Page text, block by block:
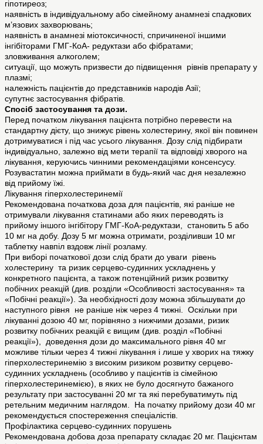
гіпотиреоз;
наявність в індивідуальному або сімейному анамнезі спадкових
м’язових захворювань;
наявність в анамнезі міотоксичності, спричиненої іншими
інгібіторами ГМГ-КоА- редуктази або фібратами;
зловживання алкоголем;
ситуації, що можуть призвести до підвищення рівнів препарату у
плазмі;
належність пацієнтів до представників народів Азії;
супутнє застосування фібратів.
Спосіб застосування та дози.
Перед початком лікування пацієнта потрібно перевести на
стандартну дієту, що знижує рівень холестерину, якої він повинен
дотримуватися і під час усього лікування. Дозу слід підбирати
індивідуально, залежно від мети терапії та відповіді хворого на
лікування, керуючись чинними рекомендаціями консенсусу.
Розувастатин можна приймати в будь-який час дня незалежно
від прийому їжі.
Лікування гіперхолестеринемії
Рекомендована початкова доза для пацієнтів, які раніше не
отримували лікування статинами або яких переводять із
прийому іншого інгібітору ГМГ-КоА-редуктази, становить 5 або
10 мг на добу. Дозу 5 мг можна отримати, розділивши 10 мг
таблетку навпіл вздовж лінії розламу.
При виборі початкової дози слід брати до уваги рівень
холестерину та ризик серцево-судинних ускладнень у
конкретного пацієнта, а також потенційний ризик розвитку
побічних реакцій (див. розділи «Особливості застосування» та
«Побічні реакції»). За необхідності дозу можна збільшувати до
наступного рівня не раніше ніж через 4 тижні. Оскільки при
лікуванні дозою 40 мг, порівняно з нижчими дозами, ризик
розвитку побічних реакцій є вищим (див. розділ «Побічні
реакції»), доведення дози до максимального рівня 40 мг
можливе тільки через 4 тижні лікування і лише у хворих на тяжку
гіперхолестеринемію з високим ризиком розвитку серцево-
судинних ускладнень (особливо у пацієнтів із сімейною
гіперхолестеринемією), в яких не було досягнуто бажаного
результату при застосуванні 20 мг та які перебуватимуть під
ретельним медичним наглядом. На початку прийому дози 40 мг
рекомендується спостереження спеціалістів.
Профілактика серцево-судинних порушень
Рекомендована добова доза препарату складає 20 мг. Пацієнтам